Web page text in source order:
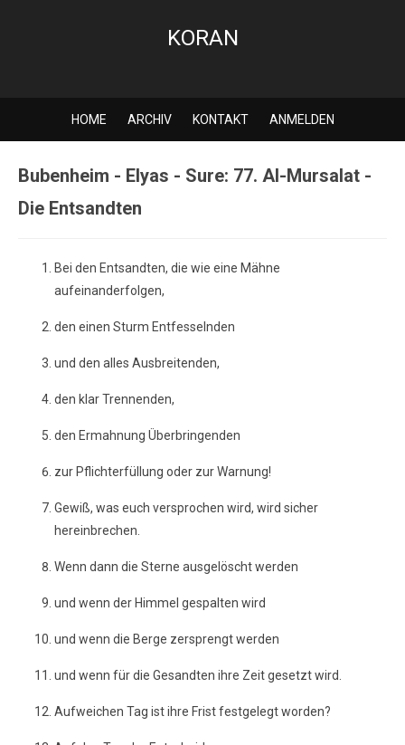
KORAN
HOME ARCHIV KONTAKT ANMELDEN
Bubenheim - Elyas - Sure: 77. Al-Mursalat -
Die Entsandten
Bei den Entsandten, die wie eine Mähne
aufeinanderfolgen,
den einen Sturm Entfesselnden
und den alles Ausbreitenden,
den klar Trennenden,
den Ermahnung Überbringenden
zur Pflichterfüllung oder zur Warnung!
Gewiß, was euch versprochen wird, wird sicher
hereinbrechen.
Wenn dann die Sterne ausgelöscht werden
und wenn der Himmel gespalten wird
und wenn die Berge zersprengt werden
und wenn für die Gesandten ihre Zeit gesetzt wird.
Aufweichen Tag ist ihre Frist festgelegt worden?